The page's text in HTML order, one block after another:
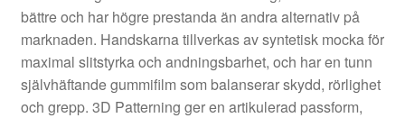
bättre och har högre prestanda än andra alternativ på
marknaden. Handskarna tillverkas av syntetisk mocka för
maximal slitstyrka och andningsbarhet, och har en tunn
självhäftande gummifilm som balanserar skydd, rörlighet
och grepp. 3D Patterning ger en artikulerad passform,